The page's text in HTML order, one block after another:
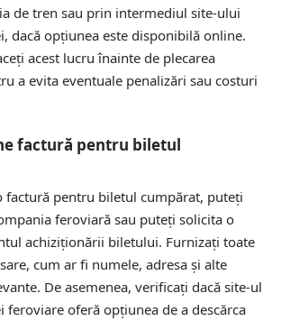
de tren sau prin intermediul site-ului
dacă opțiunea este disponibilă online.
acest lucru înainte de plecarea
a evita eventuale penalizări sau costuri
factură pentru biletul
factură pentru biletul cumpărat, puteți
feroviară sau puteți solicita o
achiziționării biletului. Furnizați toate
cum ar fi numele, adresa și alte
De asemenea, verificați dacă site-ul
feroviare oferă opțiunea de a descărca